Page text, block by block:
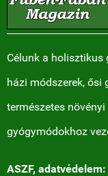
Célunk a
házi módszerek, ősi
természetes
gyógymódokhoz
ASZF, adatvédelem: